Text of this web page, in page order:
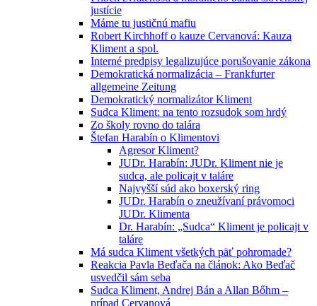
justície
Máme tu justičnú mafiu
Robert Kirchhoff o kauze Cervanová: Kauza
Kliment a spol.
Interné predpisy legalizujúce porušovanie zákona
Demokratická normalizácia – Frankfurter
allgemeine Zeitung
Demokratický normalizátor Kliment
Sudca Kliment: na tento rozsudok som hrdý
Zo školy rovno do talára
Štefan Harabín o Klimentovi
Agresor Kliment?
JUDr. Harabín: JUDr. Kliment nie je
sudca, ale policajt v taláre
Najvyšší súd ako boxerský ring
JUDr. Harabín o zneužívaní právomoci
JUDr. Klimenta
Dr. Harabín: „Sudca“ Kliment je policajt v
taláre
Má sudca Kliment všetkých päť pohromade?
Reakcia Pavla Beďača na článok: Ako Beďač
usvedčil sám seba
Sudca Kliment, Andrej Bán a Allan Bőhm –
prípad Cervanová